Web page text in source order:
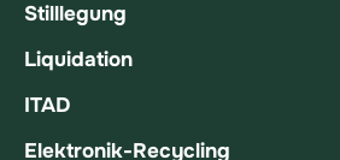
Stilllegung
Liquidation
ITAD
Elektronik-Recycling